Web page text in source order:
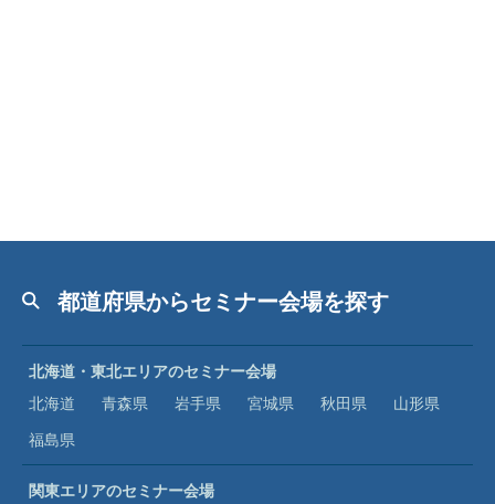
都道府県からセミナー会場を探す
北海道・東北エリアのセミナー会場
北海道
青森県 岩手県 宮城県 秋田県
山形県
福島県
関東エリアのセミナー会場